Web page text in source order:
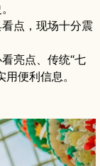
点，现场十分震
亮点、传统“七
便利信息。